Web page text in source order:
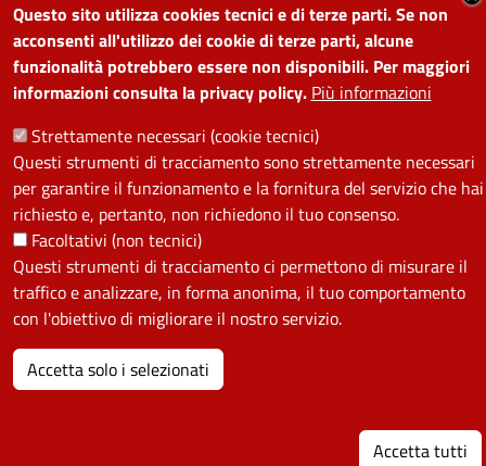
Questo sito utilizza cookies tecnici e di terze parti. Se non
acconsenti all'utilizzo dei cookie di terze parti, alcune
funzionalità potrebbero essere non disponibili. Per maggiori
informazioni consulta la privacy policy. Più informazioni
Strettamente necessari (cookie tecnici)
Questi strumenti di tracciamento sono strettamente necessari
per garantire il funzionamento e la fornitura del servizio che hai
richiesto e, pertanto, non richiedono il tuo consenso.
Facoltativi (non tecnici)
Questi strumenti di tracciamento ci permettono di misurare il
traffico e analizzare, in forma anonima, il tuo comportamento
con l'obiettivo di migliorare il nostro servizio.
Accetta solo i selezionati
Accetta tutti
PRIVACY
Useful links section
La Privacy nel Comune
PRIVACY